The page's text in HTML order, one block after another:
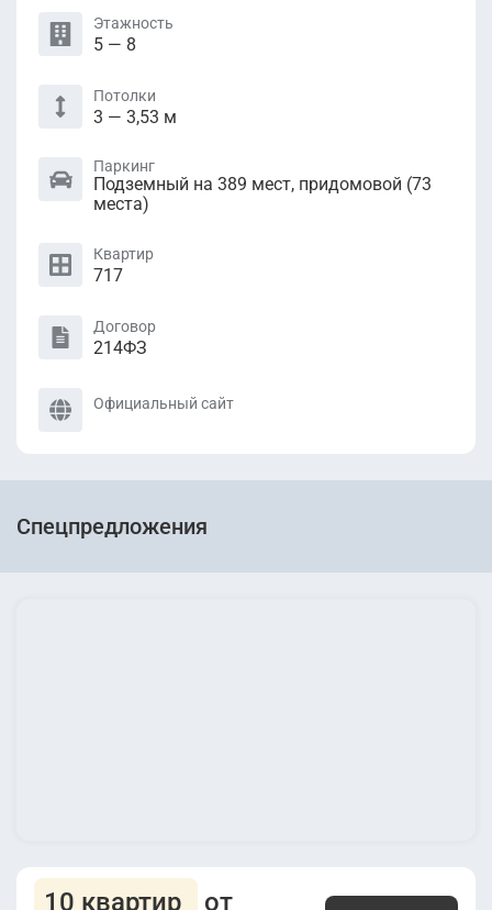
Этажность
5 — 8
Потолки
3 — 3,53 м
Паркинг
Подземный на 389 мест, придомовой (73
местa)
Квартир
717
Договор
214ФЗ
Официальный сайт
Спецпредложения
10 квартир
от